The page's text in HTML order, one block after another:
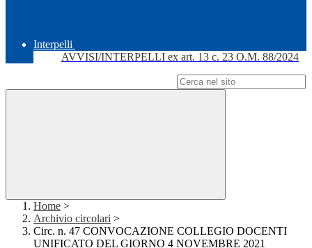
Interpelli
AVVISI/INTERPELLI ex art. 13 c. 23 O.M. 88/2024
Home >
Archivio circolari >
Circ. n. 47 CONVOCAZIONE COLLEGIO DOCENTI
UNIFICATO DEL GIORNO 4 NOVEMBRE 2021